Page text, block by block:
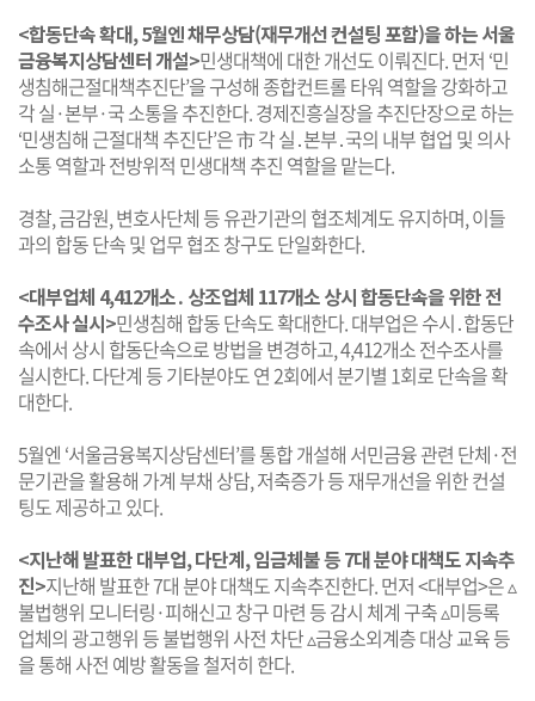
<합동단속 확대, 5월엔 채무상담(재무개선 컨설팅 포함)을 하는 서울
금융복지상담센터 개설>민생대책에 대한 개선도 이뤄진다. 먼저 ‘민
생침해근절대책추진단’을 구성해 종합컨트롤 타워 역할을 강화하고
각 실·본부·국 소통을 추진한다. 경제진흥실장을 추진단장으로 하는
‘민생침해 근절대책 추진단’은 市 각 실․본부․국의 내부 협업 및 의사
소통 역할과 전방위적 민생대책 추진 역할을 맡는다.
경찰, 금감원, 변호사단체 등 유관기관의 협조체계도 유지하며, 이들
과의 합동 단속 및 업무 협조 창구도 단일화한다.
<대부업체 4,412개소․ 상조업체 117개소 상시 합동단속을 위한 전
수조사 실시>민생침해 합동 단속도 확대한다. 대부업은 수시․합동단
속에서 상시 합동단속으로 방법을 변경하고, 4,412개소 전수조사를
실시한다. 다단계 등 기타분야도 연 2회에서 분기별 1회로 단속을 확
대한다.
5월엔 ‘서울금융복지상담센터’를 통합 개설해 서민금융 관련 단체·전
문기관을 활용해 가계 부채 상담, 저축증가 등 재무개선을 위한 컨설
팅도 제공하고 있다.
<지난해 발표한 대부업, 다단계, 임금체불 등 7대 분야 대책도 지속추
진>지난해 발표한 7대 분야 대책도 지속추진한다. 먼저 <대부업>은 ▵
불법행위 모니터링·피해신고 창구 마련 등 감시 체계 구축 ▵미등록
업체의 광고행위 등 불법행위 사전 차단 ▵금융소외계층 대상 교육 등
을 통해 사전 예방 활동을 철저히 한다.